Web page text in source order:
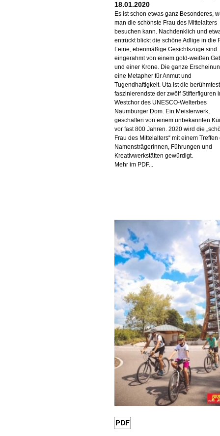
18.01.2020
Es ist schon etwas ganz Besonderes,
man die schönste Frau des Mittelalters
besuchen kann. Nachdenklich und
entrückt blickt die schöne Adlige in die
Feine, ebenmäßige Gesichtszüge sind
eingerahmt von einem gold-weißen
und einer Krone. Die ganze
eine Metapher für Anmut und
Tugendhaftigkeit. Uta ist die
faszinierendste der zwölf Stifterfiguren
Westchor des UNESCO-Welterbes
Naumburger Dom. Ein Meisterwerk,
geschaffen von einem unbekannten
vor fast 800 Jahren. 2020 wird die
Frau des Mittelalters“ mit einem Treffen
Namensträgerinnen, Führungen und
Kreativwerkstätten gewürdigt.
Mehr im PDF...